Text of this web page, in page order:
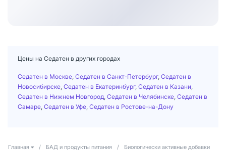
Цены на Седатен в других городах
Седатен в Москве Седатен в Санкт-Петербург, Седатен в
Новосибирске Седатен в Екатеринбург, Седатен в Казани
Седатен в Нижнем Новгород Седатен в Челябинске Седатен в
Самаре Седатен в Уфе Седатен в Ростове-на-Дону
Главная / БАД и продукты питания /
Биологически активные добавки